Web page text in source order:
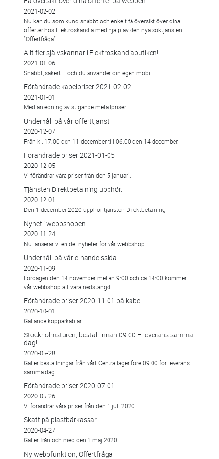
2021-02-02
Nu kan du som kund snabbt och enkelt få översikt över dina
offerter hos Elektroskandia med hjälp av den nya söktjänsten
”Offertfråga”.
Allt fler självskannar i Elektroskandiabutiken!
2021-01-06
Snabbt, säkert – och du använder din egen mobil
Förändrade kabelpriser 2021-02-02
2021-01-01
Med anledning av stigande metallpriser.
Underhåll på vår offerttjänst
2020-12-07
Från kl. 17:00 den 11 december till 06:00 den 14 december.
Förändrade priser 2021-01-05
2020-12-05
Vi förändrar våra priser från den 5 januari.
Tjänsten Direktbetalning upphör.
2020-12-01
Den 1 december 2020 upphör tjänsten Direktbetalning
Nyhet i webbshopen
2020-11-24
Nu lanserar vi en del nyheter för vår webbshop
Underhåll på vår e-handelssida
2020-11-09
Lördagen den 14 november mellan 9:00 och ca 14:00 kommer
vår webbshop att vara nedstängd.
Förändrade priser 2020-11-01 på kabel
2020-10-01
Gällande kopparkablar
Stockholmsturen, beställ innan 09.00 – leverans samma
dag!
2020-05-28
Gäller beställningar från vårt Centrallager före 09.00 för leverans
samma dag
Förändrade priser 2020-07-01
2020-05-26
Vi förändrar våra priser från den 1 juli 2020.
Skatt på plastbärkassar
2020-04-27
Gäller från och med den 1 maj 2020
Ny webbfunktion, Offertfråga